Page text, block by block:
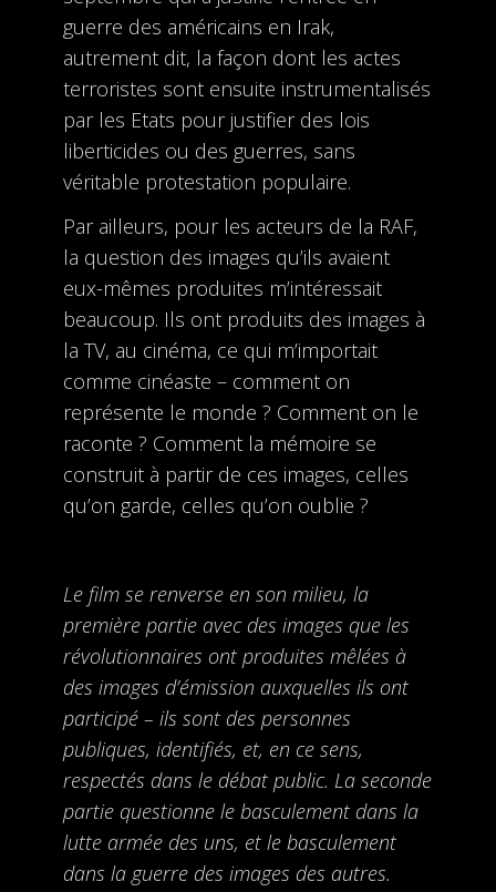
guerre des américains en Irak,
autrement dit, la façon dont les actes
terroristes sont ensuite instrumentalisés
par les Etats pour justifier des lois
liberticides ou des guerres, sans
véritable protestation populaire.
Par ailleurs, pour les acteurs de la RAF,
la question des images qu’ils avaient
eux-mêmes produites m’intéressait
beaucoup. Ils ont produits des images à
la TV, au cinéma, ce qui m’importait
comme cinéaste – comment on
représente le monde ? Comment on le
raconte ? Comment la mémoire se
construit à partir de ces images, celles
qu’on garde, celles qu’on oublie ?
Le film se renverse en son milieu, la
première partie avec des images que les
révolutionnaires ont produites mêlées à
des images d’émission auxquelles ils ont
participé – ils sont des personnes
publiques, identifiés, et, en ce sens,
respectés dans le débat public. La seconde
partie questionne le basculement dans la
lutte armée des uns, et le basculement
dans la guerre des images des autres.